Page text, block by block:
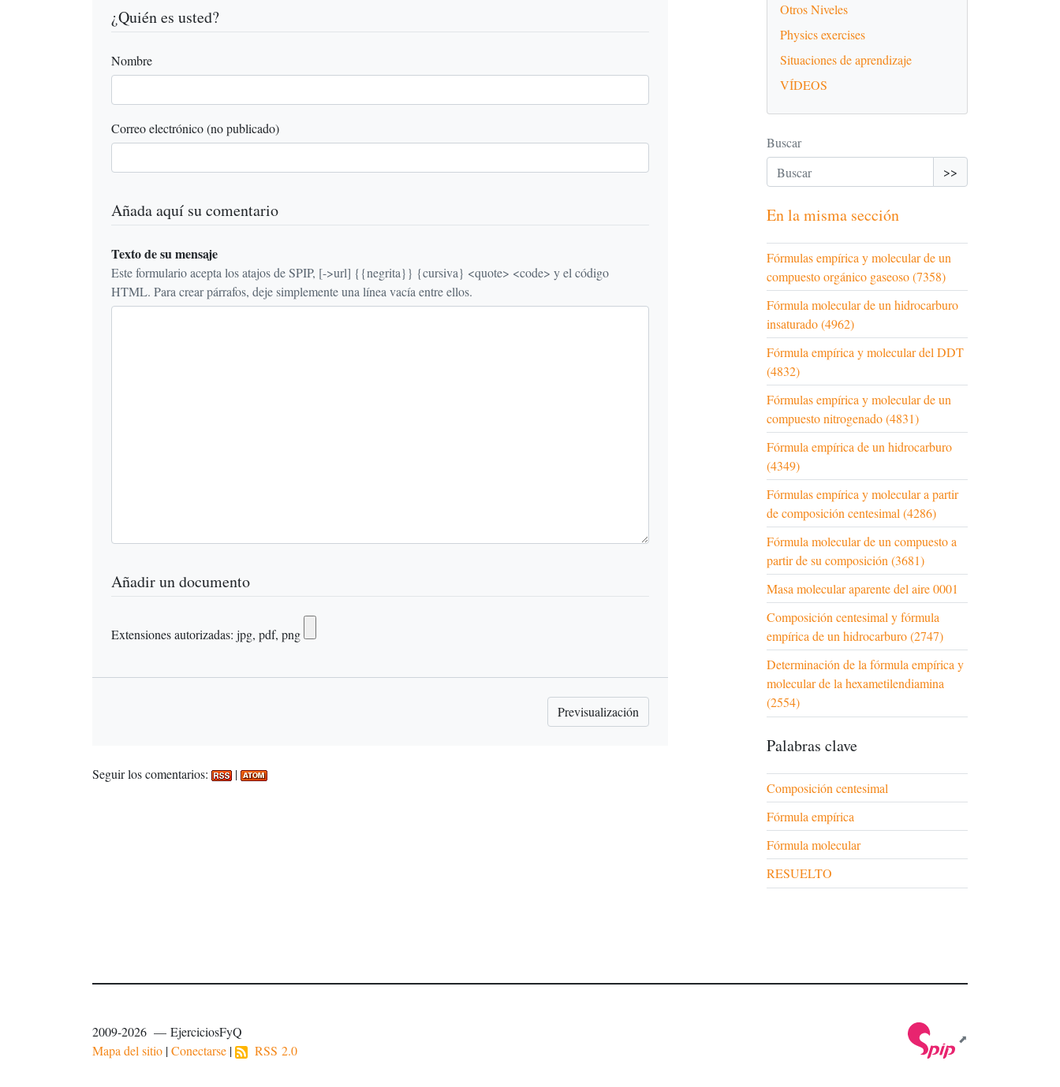
¿Quién es usted?
Nombre
Correo electrónico (no publicado)
Añada aquí su comentario
Texto de su mensaje
Este formulario acepta los atajos de SPIP, [->url] {{negrita}} {cursiva} <quote> <code> y el código
HTML. Para crear párrafos, deje simplemente una línea vacía entre ellos.
Añadir un documento
Extensiones autorizadas: jpg, pdf, png
Seguir los comentarios: |
Otros Niveles
Physics exercises
Situaciones de aprendizaje
VÍDEOS
Buscar
>>
En la misma sección
Fórmulas empírica y molecular de un
compuesto orgánico gaseoso (7358)
Fórmula molecular de un hidrocarburo
insaturado (4962)
Fórmula empírica y molecular del DDT
(4832)
Fórmulas empírica y molecular de un
compuesto nitrogenado (4831)
Fórmula empírica de un hidrocarburo
(4349)
Fórmulas empírica y molecular a partir
de composición centesimal (4286)
Fórmula molecular de un compuesto a
partir de su composición (3681)
Masa molecular aparente del aire 0001
Composición centesimal y fórmula
empírica de un hidrocarburo (2747)
Determinación de la fórmula empírica y
molecular de la hexametilendiamina
(2554)
Palabras clave
Composición centesimal
Fórmula empírica
Fórmula molecular
RESUELTO
2009-2026 — EjerciciosFyQ
Mapa del sitio |Conectarse | RSS 2.0